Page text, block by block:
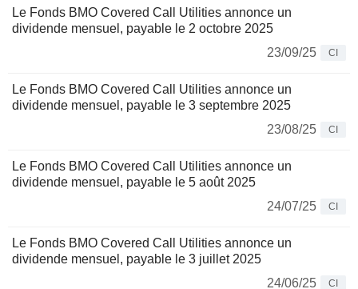
Le Fonds BMO Covered Call Utilities annonce un
dividende mensuel, payable le 2 octobre 2025
23/09/25
CI
Le Fonds BMO Covered Call Utilities annonce un
dividende mensuel, payable le 3 septembre 2025
23/08/25
CI
Le Fonds BMO Covered Call Utilities annonce un
dividende mensuel, payable le 5 août 2025
24/07/25
CI
Le Fonds BMO Covered Call Utilities annonce un
dividende mensuel, payable le 3 juillet 2025
24/06/25
CI